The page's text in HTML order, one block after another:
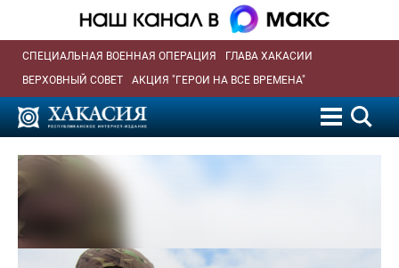
СПЕЦИАЛЬНАЯ ВОЕННАЯ ОПЕРАЦИЯ
ГЛАВА ХАКАСИИ
ВЕРХОВНЫЙ СОВЕТ
АКЦИЯ "ГЕРОИ НА ВСЕ ВРЕМЕНА"